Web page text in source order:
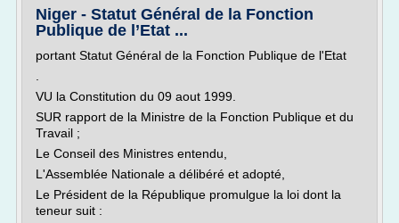
Niger - Statut Général de la Fonction
Publique de l’Etat ...
portant Statut Général de la Fonction Publique de l'Etat
VU la Constitution du 09 aout 1999.
SUR rapport de la Ministre de la Fonction Publique et du
Travail ;
Le Conseil des Ministres entendu,
L'Assemblée Nationale a délibéré et adopté,
Le Président de la République promulgue la loi dont la
teneur suit :